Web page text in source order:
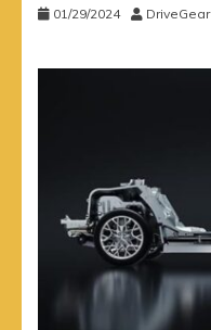
01/29/2024 DriveGear